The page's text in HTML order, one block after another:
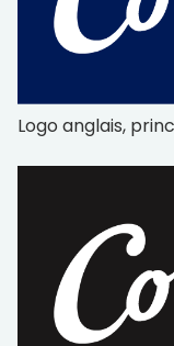
Logo anglais,